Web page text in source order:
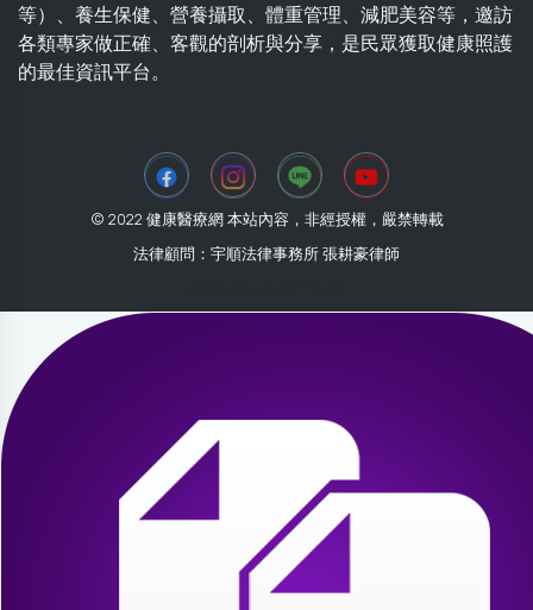
等）、養生保健、營養攝取、體重管理、減肥美容等，邀訪
各類專家做正確、客觀的剖析與分享，是民眾獲取健康照護
的最佳資訊平台。
© 2022 健康醫療網 本站內容，非經授權，嚴禁轉載
法律顧問：宇順法律事務所 張耕豪律師